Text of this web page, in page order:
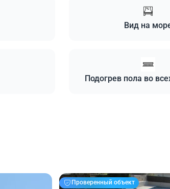
Вид на
Подогрев пола во
Проверенный объект